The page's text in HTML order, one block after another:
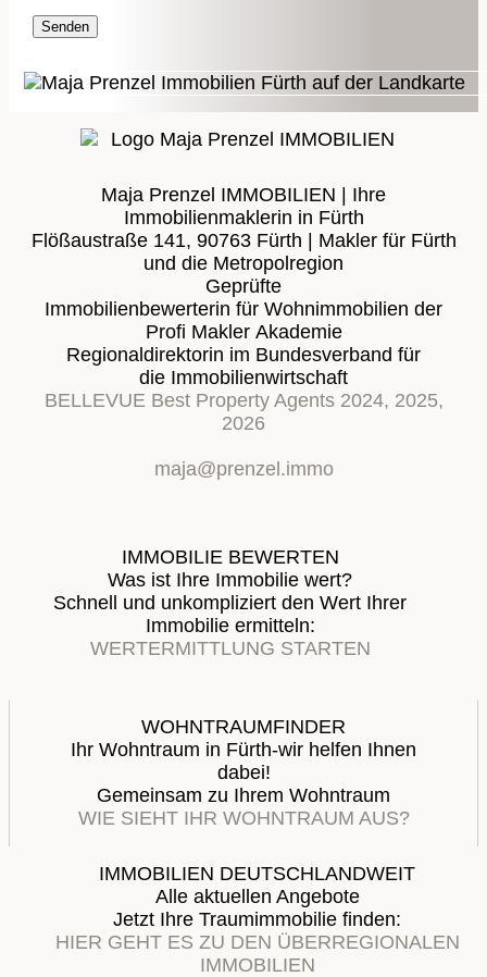
Senden
Maja Prenzel IMMOBILIEN | Ihre
Immobilienmaklerin in Fürth
Flößaustraße 141, 90763 Fürth | Makler für Fürth
und die Metropolregion
Geprüfte
Immobilienbewerterin für Wohnimmobilien der
Profi Makler Akademie
Regionaldirektorin im Bundesverband für
die Immobilienwirtschaft
BELLEVUE Best Property Agents 2024, 2025,
2026
maja@prenzel.immo
IMMOBILIE BEWERTEN
Was ist Ihre Immobilie wert?
Schnell und unkompliziert den Wert Ihrer
Immobilie ermitteln:
WERTERMITTLUNG STARTEN
WOHNTRAUMFINDER
Ihr Wohntraum in Fürth-wir helfen Ihnen
dabei!
Gemeinsam zu Ihrem Wohntraum
WIE SIEHT IHR WOHNTRAUM AUS?
IMMOBILIEN DEUTSCHLANDWEIT
Alle aktuellen Angebote
Jetzt Ihre Traumimmobilie finden:
HIER GEHT ES ZU DEN ÜBERREGIONALEN
IMMOBILIEN